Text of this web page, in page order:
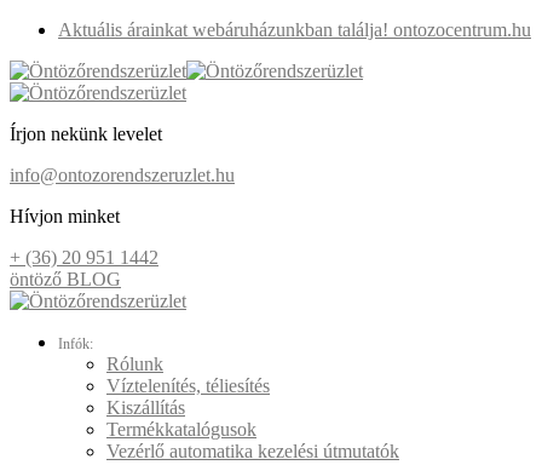
Aktuális árainkat webáruházunkban találja! ontozocentrum.hu
Írjon nekünk levelet
info@ontozorendszeruzlet.hu
Hívjon minket
+ (36) 20 951 1442
öntöző BLOG
Infók:
Rólunk
Víztelenítés, téliesítés
Kiszállítás
Termékkatalógusok
Vezérlő automatika kezelési útmutatók